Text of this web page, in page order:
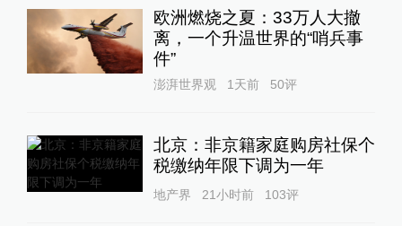
欧洲燃烧之夏：33万人大撤
离，一个升温世界的“哨兵事
件”
澎湃世界观 1天前 50评
北京：非京籍家庭购房社保个
税缴纳年限下调为一年
地产界 21小时前 103评